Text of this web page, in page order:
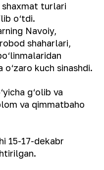
turlari
o‘tdi.
Navoiy,
shaharlari,
o‘zaro kuch sinashdi.
g‘olib va
va qimmatbaho
15-17-dekabr